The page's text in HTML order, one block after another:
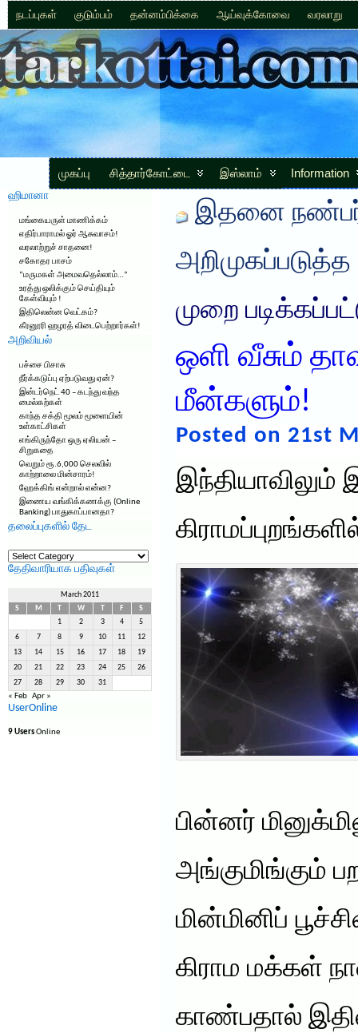
நடப்புகள் குடும்பம் தன்னம்பிக்கை ஆய்வுக்கோவை வரலாறு
முகப்பு சித்தார்கோட்டை இஸ்லாம் Information
ஹிமானா
மங்கையருள் மாணிக்கம்
எதிர்பாராமல் ஓர் ஆசுவாசம்!
வரலாற்றுச் சாதனை!
சகோதர பாசம்
“மருமகள் அமைவதெல்லாம்…”
உரத்து ஒலிக்கும் செய்தியும்
கேள்வியும் !
இதிலென்ன வெட்கம்?
கீரனூரி ஹழரத் விடைபெற்றார்கள்!
அறிவியல்
பச்சை பிசாசு
நீர்க்கடுப்பு ஏற்படுவது ஏன்?
இன்டர்நெட் 40 – கடந்து வந்த
மைல்கற்கள்
காந்த சக்தி மூலம் மூளையின்
உள்காட்சிகள்
எங்கிருந்தோ ஒரு ஏலியன் –
சிறுகதை
வெறும் ரூ.6,000 செலவில்
காற்றாலை மின்சாரம்!
ஹேக்கிங் என்றால் என்ன?
இணைய வங்கிக்கணக்கு (Online
Banking) பாதுகாப்பானதா?
தலைப்புகளில் தேட
தலைப்புகளில்
தேட
தேதிவாரியாக பதிவுகள்
March 2011
S
M W F
S
1
2 3 4 5
6 7 8 9 10 11 12
13 14 15 16 17 18 19
20 21 22 23 24 25 26
27 28 29 30 31
« Feb Apr »
UserOnline
9 UsersOnline
இதனை
அறிமுகப்படுத்த
முறை
ஒளி வீசும்
மீன்களும்!
Posted on 21st
இந்தியாவிலும்
பின்னர்
அங்குமிங்கும்
மின்மினிப்
கிராம மக்கள்
காண்பதால்